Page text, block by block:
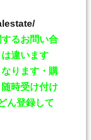
るお問い合
は違います
ります・購
時受け付け
ん登録して